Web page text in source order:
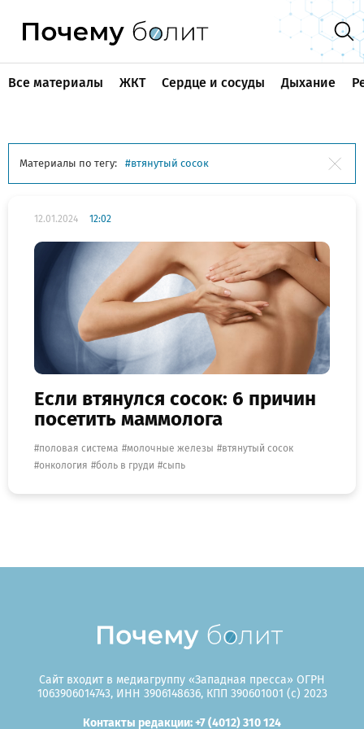
Все материалы ЖКТ Сердце и сосуды Дыхание
Материалы по тегу: втянутый сосок
12.01.2024 12:02
Если втянулся сосок: 6 причин
посетить маммолога
половая система молочные железы
втянутый сосок
онкология
боль в груди сыпь
Сайт входит в медиагруппу «Западная пресса» ОГРН
1063906014743, ИНН 3906148636, КПП 390601001 (c) 2023
Контакты редакции: +7 (4012) 310 124